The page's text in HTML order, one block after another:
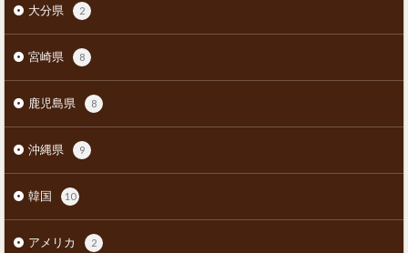
大分県 2
宮崎県 8
鹿児島県 8
沖縄県 9
韓国 10
アメリカ 2